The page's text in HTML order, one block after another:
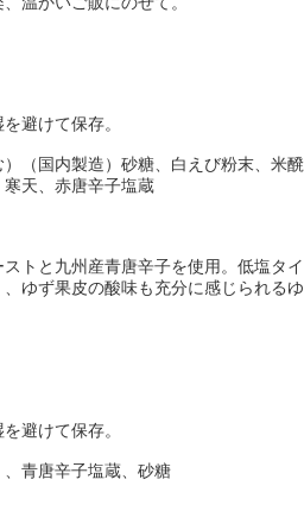
避けて保存。
）（国内製造）砂糖、白えび粉末、米醗
天、赤唐辛子塩蔵
トと九州産青唐辛子を使用。低塩タイ
ゆず果皮の酸味も充分に感じられるゆ
避けて保存。
、青唐辛子塩蔵、砂糖